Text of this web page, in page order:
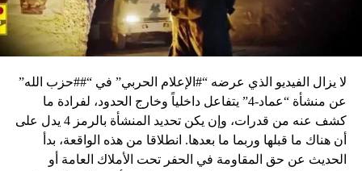
لا يزال الفيديو الذي عرضه “#الإعلام الحربي” في “##حزب الله”
عن منشأة “عماد-4” يتفاعل داخلياً وخارج الحدود، لفرادة ما
كشف عنه من قدرات، وإن يكن تحديد المنشأة بالرمز 4 يدل على
أن هناك ما قبلها وربما ما بعدها. انطلاقا من هذه الواقعة، بدأ
الحديث عن حق المقاومة في الحفر تحت الأملاك العامة أو